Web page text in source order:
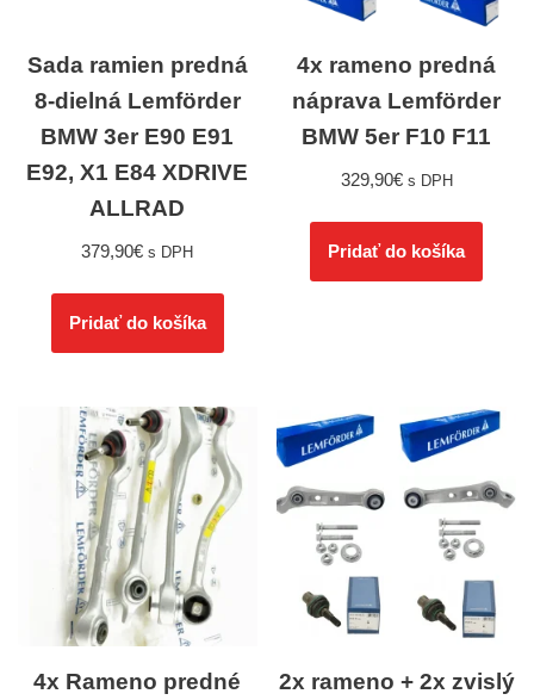
Sada ramien predná
8-dielná Lemförder
BMW 3er E90 E91
E92, X1 E84 XDRIVE
ALLRAD
379,90€ s DPH
Pridať do košíka
4x rameno predná
náprava Lemförder
BMW 5er F10 F11
329,90€ s DPH
Pridať do košíka
4x Rameno predné
2x rameno + 2x zvislý